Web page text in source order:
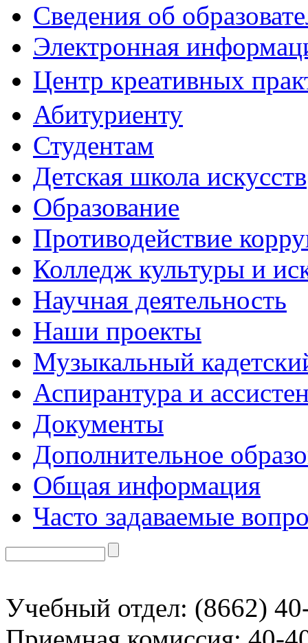
Сведения об
Электронная
Центр креативных
Абитуриенту
Студентам
Детская школа искусств
Образование
Противодействие
Колледж культуры и
Научная деятельность
Наши проекты
Музыкальный
Аспирантура и
Документы
Дополнительное
Общая информация
Часто задаваемые
Учебный отдел: (8662)